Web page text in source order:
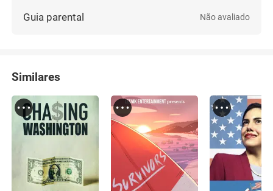
Guia parental Não avaliado
Similares